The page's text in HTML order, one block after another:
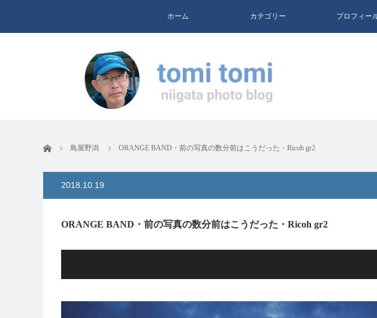
ホーム カテゴリー プロフィー
ホーム 鳥屋野潟 ORANGE BAND・前の写真の数分前はこうだった・Ricoh gr2
2018.10.19
ORANGE BAND・前の写真の数分前はこうだった・Ricoh gr2